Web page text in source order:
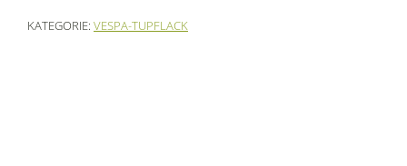
KATEGORIE: VESPA-TUPFLACK